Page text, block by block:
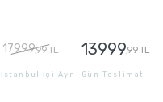
17999,99 TL 13999,99 TL
İstanbul İçi Aynı Gün Teslimat